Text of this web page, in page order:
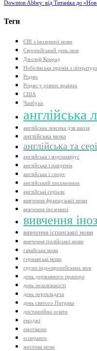
Downton Abbey: від Титаніка до
Теги
ЄВІ з іноземної мови
Європейський день мов
Джозеф Конрад
Нобелівська премія з
Різдво
Різдво у різних країнах
США
Чапбуки
англійська
англійська лексика для шахів
англійська мова
англійська та
англійська і коронавірус
англійська і пандемія
англійська і спорт
англійський письменник
англійські серіали
вивчення французької мови
вивчення іноземної
вивчення
вивчення іспанської мови
вивчення італійської мови
гавайська мова
германські мови
групи індоєвропейських мов
день державного прапора
день незалежності
день перекладача
день святого Патрика
дистанційна освіта
емоджі
емотікони
есперанто
жестова мова